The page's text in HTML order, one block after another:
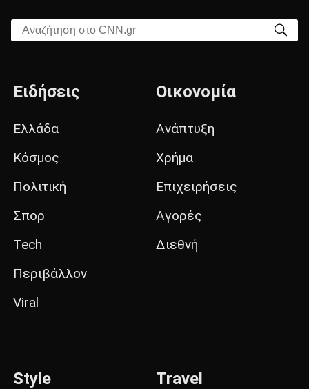
Αναζήτηση στο CNN.gr
Ειδήσεις
Ελλάδα
Κόσμος
Πολιτική
Σπορ
Tech
Περιβάλλον
Viral
Οικονομία
Ανάπτυξη
Χρήμα
Επιχειρήσεις
Αγορές
Διεθνή
Style Travel